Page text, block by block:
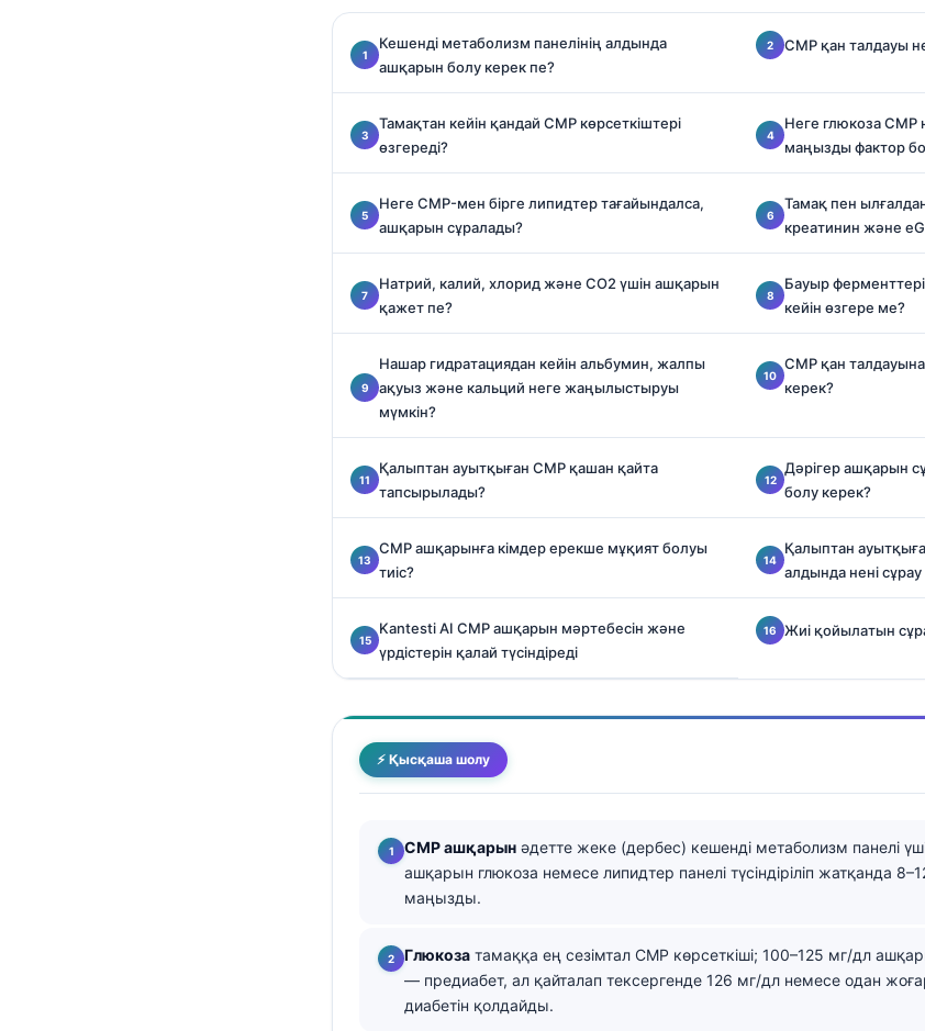
Кешенді метаболизм панелінің алдында
ашқарын болу керек пе?
CMP қан талдауы
Тамақтан кейін қандай CMP көрсеткіштері
өзгереді?
Неге глюкоза
маңызды фактор
Неге CMP-мен бірге липидтер тағайындалса,
ашқарын сұралады?
Тамақ пен
креатинин және
Натрий, калий, хлорид және CO2 үшін ашқарын
қажет пе?
Бауыр
кейін өзгере ме?
Нашар гидратациядан кейін альбумин, жалпы
ақуыз және кальций неге жаңылыстыруы
мүмкін?
CMP қан
керек?
Қалыптан ауытқыған CMP қашан қайта
тапсырылады?
Дәрігер ашқарын
болу керек?
CMP ашқарынға кімдер ерекше мұқият болуы
тиіс?
Қалыптан
алдында нені
Kantesti AI CMP ашқарын мәртебесін және
үрдістерін қалай түсіндіреді
Жиі қойылатын
⚡ Қысқаша шолу
CMP ашқарын әдетте жеке (дербес) кешенді метаболизм панелі
ашқарын глюкоза немесе липидтер панелі түсіндіріліп жатқанда
маңызды.
Глюкоза тамаққа ең сезімтал CMP көрсеткіші; 100–125 мг/дл
— предиабет, ал қайталап тексергенде 126 мг/дл немесе одан
диабетін қолдайды.